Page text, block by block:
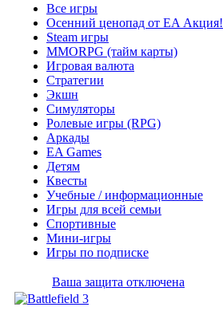
Все игры
Осенний ценопад от EA Акция!
Steam игры
MMORPG (тайм карты)
Игровая валюта
Стратегии
Экшн
Симуляторы
Ролевые игры (RPG)
Аркады
EA Games
Детям
Квесты
Учебные / информационные
Игры для всей семьи
Спортивные
Мини-игры
Игры по подписке
Ваша защита отключена